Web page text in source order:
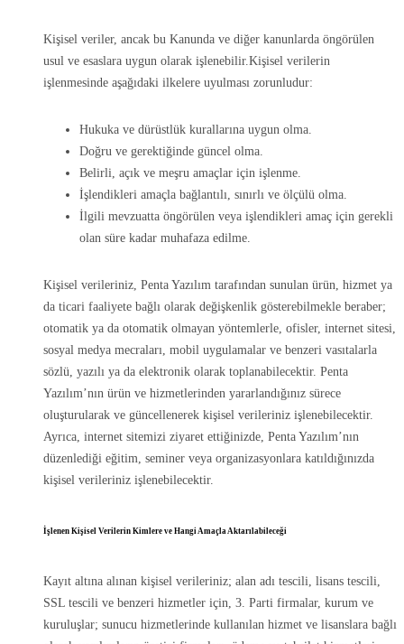
Kişisel veriler, ancak bu Kanunda ve diğer kanunlarda öngörülen
usul ve esaslara uygun olarak işlenebilir.Kişisel verilerin
işlenmesinde aşağıdaki ilkelere uyulması zorunludur:
Hukuka ve dürüstlük kurallarına uygun olma.
Doğru ve gerektiğinde güncel olma.
Belirli, açık ve meşru amaçlar için işlenme.
İşlendikleri amaçla bağlantılı, sınırlı ve ölçülü olma.
İlgili mevzuatta öngörülen veya işlendikleri amaç için gerekli
olan süre kadar muhafaza edilme.
Kişisel verileriniz, Penta Yazılım tarafından sunulan ürün, hizmet ya
da ticari faaliyete bağlı olarak değişkenlik gösterebilmekle beraber;
otomatik ya da otomatik olmayan yöntemlerle, ofisler, internet sitesi,
sosyal medya mecraları, mobil uygulamalar ve benzeri vasıtalarla
sözlü, yazılı ya da elektronik olarak toplanabilecektir. Penta
Yazılım’nın ürün ve hizmetlerinden yararlandığınız sürece
oluşturularak ve güncellenerek kişisel verileriniz işlenebilecektir.
Ayrıca, internet sitemizi ziyaret ettiğinizde, Penta Yazılım’nın
düzenlediği eğitim, seminer veya organizasyonlara katıldığınızda
kişisel verileriniz işlenebilecektir.
İşlenen Kişisel Verilerin Kimlere ve Hangi Amaçla Aktarılabileceği
Kayıt altına alınan kişisel verileriniz; alan adı tescili, lisans tescili,
SSL tescili ve benzeri hizmetler için, 3. Parti firmalar, kurum ve
kuruluşlar; sunucu hizmetlerinde kullanılan hizmet ve lisanslara bağlı